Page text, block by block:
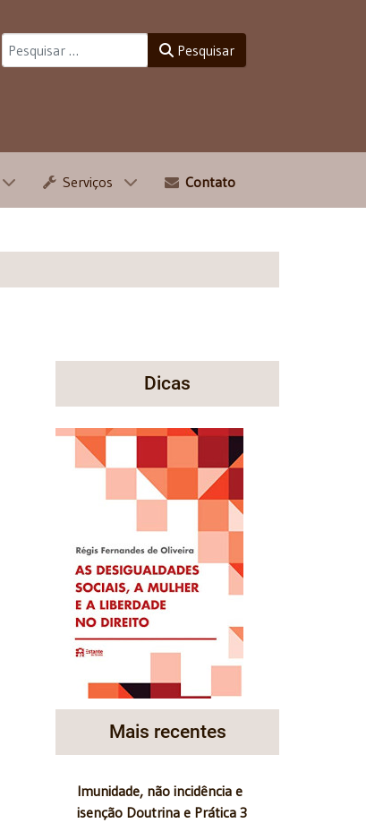
Pesquisar
Serviços Contato
Dicas
Mais recentes
Imunidade, não incidência e
isenção Doutrina e Prática 3